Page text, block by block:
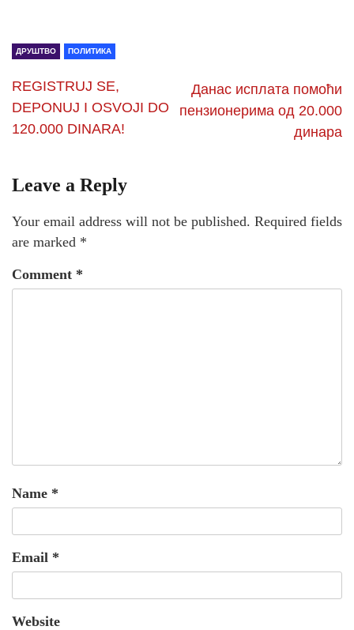
ДРУШТВО ПОЛИТИКА
REGISTRUJ SE,
DEPONUJ I OSVOJI DO
120.000 DINARA!
Данас исплата помоћи
пензионерима од 20.000
динара
Leave a Reply
Your email address will not be published. Required fields
are marked *
Comment *
Name *
Email *
Website